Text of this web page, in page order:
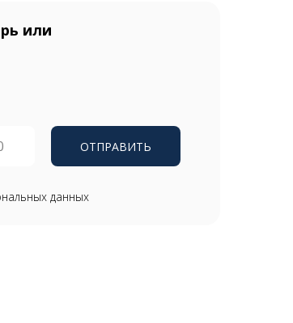
ОТПРАВИТЬ
или
данных